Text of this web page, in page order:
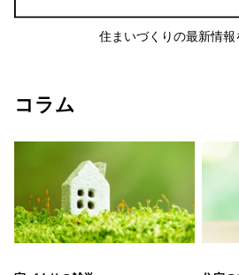
住まいづくりの最新情報
コラム